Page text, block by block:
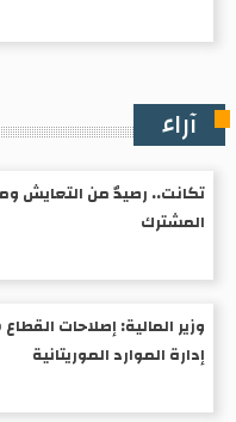
آراء
تكانت.. رصيدٌ من التعايش
المشترك
وزير المالية: إصلاحات
إدارة الموارد الموريتانية